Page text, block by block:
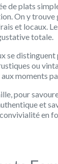
de plats
On y
et locaux.
totale.
se
ou
moments
pour
et
en